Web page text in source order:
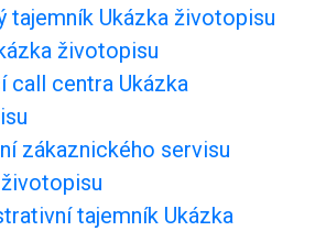
tajemník Ukázka životopisu
životopisu
call centra Ukázka
zákaznického servisu
tajemník Ukázka